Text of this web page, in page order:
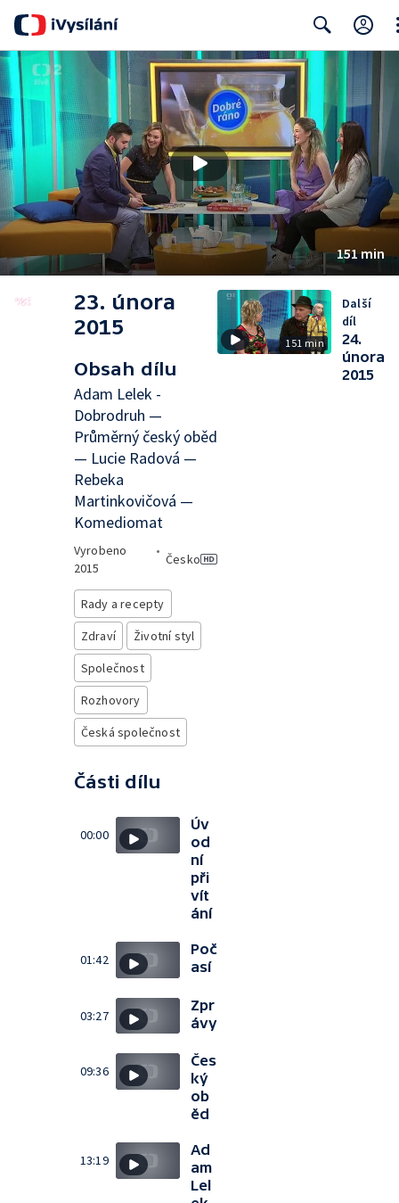
Search
151 min
23. února
2015
Obsah dílu
Adam Lelek -
Dobrodruh —
Průměrný český oběd
— Lucie Radová —
Rebeka
Martinkovičová —
Komediomat
Vyrobeno
2015
•
Česko
Rady a recepty
Zdraví
Životní styl
Společnost
Rozhovory
Česká společnost
Části dílu
00:00
Úv
od
ní
při
vít
ání
01:42
Poč
así
03:27
Zpr
ávy
09:36
Čes
ký
ob
ěd
13:19
Ad
am
Lel
151 min
Další
díl
24.
února
2015